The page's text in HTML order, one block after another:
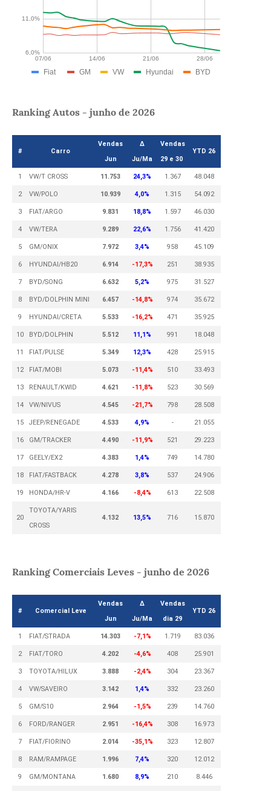
Ranking Autos - junho de 2026
# Carro
Vendas
Jun
Δ
Ju/Ma
Vendas
29 e 30
YTD 26
1 VW/T CROSS 11.753 24,3% 1.367 48.048
2 VW/POLO 10.939 4,0% 1.315 54.092
3 FIAT/ARGO 9.831 18,8% 1.597 46.030
4 VW/TERA 9.289 22,6% 1.756 41.420
5 GM/ONIX 7.972 3,4% 958 45.109
6 HYUNDAI/HB20 6.914 -17,3% 251 38.935
7 BYD/SONG 6.632 5,2% 975 31.527
8 BYD/DOLPHIN MINI 6.457 -14,8% 974 35.672
9 HYUNDAI/CRETA 5.533 -16,2% 471 35.925
10 BYD/DOLPHIN 5.512 11,1% 991 18.048
11 FIAT/PULSE 5.349 12,3% 428 25.915
12 FIAT/MOBI 5.073 -11,4% 510 33.493
13 RENAULT/KWID 4.621 -11,8% 523 30.569
14 VW/NIVUS 4.545 -21,7% 798 28.508
15 JEEP/RENEGADE 4.533 4,9% - 21.055
16 GM/TRACKER 4.490 -11,9% 521 29.223
17 GEELY/EX2 4.383 1,4% 749 14.780
18 FIAT/FASTBACK 4.278 3,8% 537 24.906
19 HONDA/HR-V 4.166 -8,4% 613 22.508
20
TOYOTA/YARIS
CROSS
4.132 13,5% 716 15.870
Ranking Comerciais Leves - junho de 2026
# Comercial Leve
Vendas
Jun
Δ
Ju/Ma
Vendas
dia 29
YTD 26
1 FIAT/STRADA 14.303 -7,1% 1.719 83.036
2 FIAT/TORO 4.202 -4,6% 408 25.901
3 TOYOTA/HILUX 3.888 -2,4% 304 23.367
4 VW/SAVEIRO 3.142 1,4% 332 23.260
5 GM/S10 2.964 -1,5% 239 14.760
6 FORD/RANGER 2.951 -16,4% 308 16.973
7 FIAT/FIORINO 2.014 -35,1% 323 12.807
8 RAM/RAMPAGE 1.996 7,4% 320 12.012
9 GM/MONTANA 1.680 8,9% 210 8.446